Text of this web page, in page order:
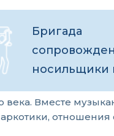
Бригада
носильщики
Вместе